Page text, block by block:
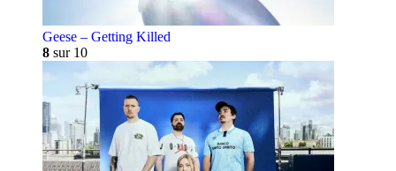
Geese – Getting Killed
8 sur 10